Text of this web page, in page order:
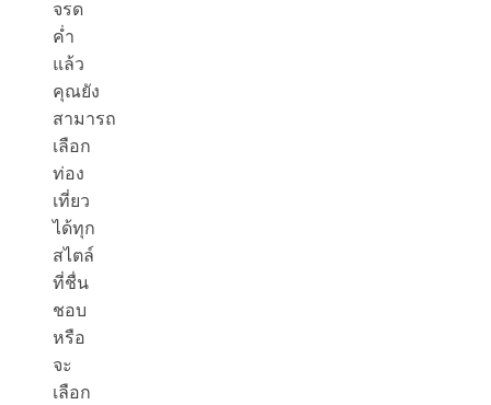
จรด
ค่ำ
แล้ว
คุณยัง
สามารถ
เลือก
ท่อง
เที่ยว
ได้ทุก
สไตล์
ที่ชื่น
ชอบ
หรือ
จะ
เลือก